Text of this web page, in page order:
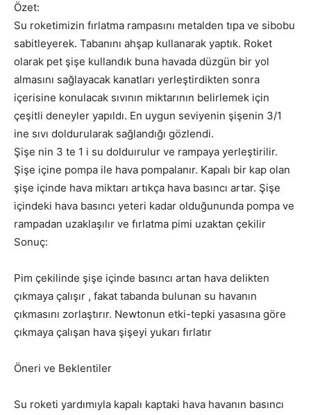
Özet:
Su roketimizin fırlatma rampasını metalden tıpa ve sibobu
sabitleyerek. Tabanını ahşap kullanarak yaptık. Roket
olarak pet şişe kullandık buna havada düzgün bir yol
almasını sağlayacak kanatları yerleştirdikten sonra
içerisine konulacak sıvının miktarının belirlemek için
çeşitli deneyler yapıldı. En uygun seviyenin şişenin 3/1
ine sıvı doldurularak sağlandığı gözlendi.
Şişe nin 3 te 1 i su dolduırulur ve rampaya yerleştirilir.
Şişe içine pompa ile hava pompalanır. Kapalı bir kap olan
şişe içinde hava miktarı artıkça hava basıncı artar. Şişe
içindeki hava basıncı yeteri kadar olduğununda pompa ve
rampadan uzaklaşılır ve fırlatma pimi uzaktan çekilir
Sonuç:
Pim çekilinde şişe içinde basıncı artan hava delikten
çıkmaya çalışır , fakat tabanda bulunan su havanın
çıkmasını zorlaştırır. Newtonun etki-tepki yasasına göre
çıkmaya çalışan hava şişeyi yukarı fırlatır
Öneri ve Beklentiler
Su roketi yardımıyla kapalı kaptaki hava havanın basıncı